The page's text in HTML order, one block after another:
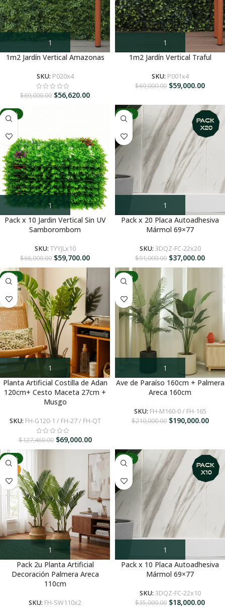
1m2 Jardín Vertical Amazonas
SKU: P020x4
$69,000.00 $56,620.00
1m2 Jardín Vertical Traful
SKU: P001x4
$69,000.00 $59,000.00
-10%
Pack x 10 Jardin Vertical Sin UV
Samborombom
SKU: TYYJLx10
$66,000.00 $59,700.00
-59%
Pack x 20 Placa Autoadhesiva
Mármol 69×77
SKU: 3DQZ-FC-22x20
$91,000.00 $37,000.00
-46%
Planta Artificial Costilla de Adan
120cm+ Cesto Maceta 27cm +
Musgo
SKU: FH-G120-1 / FH-27 / FH-QT
$127,460.00 $69,000.00
-10%
Ave de Paraíso 160cm + Palmera
Areca 160cm
SKU: FH-M160-0 / FH-165
$210,000.00 $190,000.00
-31%
Pack 2u Planta Artificial
Decoración Palmera Areca
110cm
SKU: FH-SW110x2
-49%
Pack x 10 Placa Autoadhesiva
Mármol 69×77
SKU: 3DQZ-FC-22x10
$35,000.00 $18,000.00